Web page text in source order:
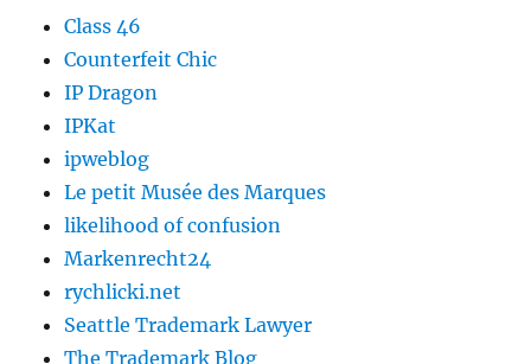
Class 46
Counterfeit Chic
IP Dragon
IPKat
ipweblog
Le petit Musée des Marques
likelihood of confusion
Markenrecht24
rychlicki.net
Seattle Trademark Lawyer
The Trademark Blog